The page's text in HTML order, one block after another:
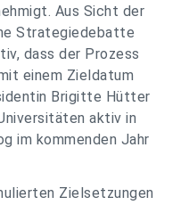
Aus Sicht der
Strategiedebatte
dass der Prozess
einem Zieldatum
Brigitte Hütter
aktiv in
im kommenden Jahr
Zielsetzungen